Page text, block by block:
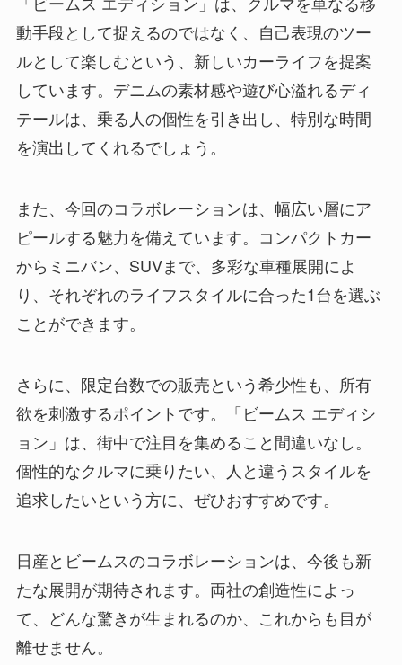
動手段として捉えるのではなく、自己表現のツー
ルとして楽しむという、新しいカーライフを提案
しています。デニムの素材感や遊び心溢れるディ
テールは、乗る人の個性を引き出し、特別な時間
を演出してくれるでしょう。
また、今回のコラボレーションは、幅広い層にア
ピールする魅力を備えています。コンパクトカー
からミニバン、SUVまで、多彩な車種展開によ
り、それぞれのライフスタイルに合った1台を選ぶ
ことができます。
さらに、限定台数での販売という希少性も、所有
欲を刺激するポイントです。「ビームス エディシ
ョン」は、街中で注目を集めること間違いなし。
個性的なクルマに乗りたい、人と違うスタイルを
追求したいという方に、ぜひおすすめです。
日産とビームスのコラボレーションは、今後も新
たな展開が期待されます。両社の創造性によっ
て、どんな驚きが生まれるのか、これからも目が
離せません。